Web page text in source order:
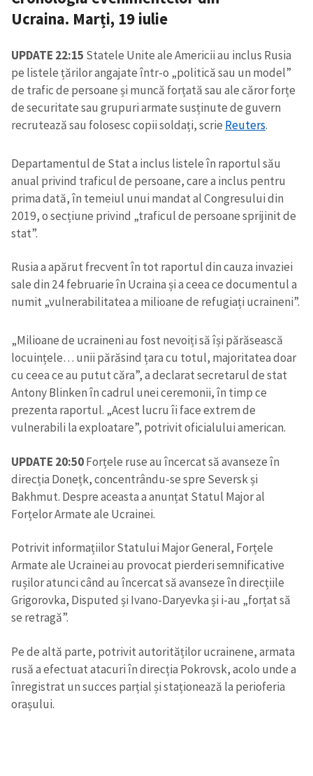
Ucraina. Marți, 19 iulie
UPDATE 22:15 Statele Unite ale Americii au inclus Rusia
pe listele țărilor angajate într-o „politică sau un model”
de trafic de persoane și muncă forțată sau ale căror forțe
de securitate sau grupuri armate susținute de guvern
recrutează sau folosesc copii soldați, scrie Reuters.
Departamentul de Stat a inclus listele în raportul său
anual privind traficul de persoane, care a inclus pentru
prima dată, în temeiul unui mandat al Congresului din
2019, o secțiune privind „traficul de persoane sprijinit de
stat”.
Rusia a apărut frecvent în tot raportul din cauza invaziei
sale din 24 februarie în Ucraina și a ceea ce documentul a
numit „vulnerabilitatea a milioane de refugiați ucraineni”.
„Milioane de ucraineni au fost nevoiți să își părăsească
locuințele… unii părăsind țara cu totul, majoritatea doar
cu ceea ce au putut căra”, a declarat secretarul de stat
Antony Blinken în cadrul unei ceremonii, în timp ce
prezenta raportul. „Acest lucru îi face extrem de
vulnerabili la exploatare”, potrivit oficialului american.
UPDATE 20:50Forțele ruse au încercat să avanseze în
direcția Donețk, concentrându-se spre Seversk și
Bakhmut. Despre aceasta a anunțat Statul Major al
Forțelor Armate ale Ucrainei.
Potrivit informațiilor Statului Major General, Forțele
Armate ale Ucrainei au provocat pierderi semnificative
rușilor atunci când au încercat să avanseze în direcțiile
Grigorovka, Disputed și Ivano-Daryevka și i-au „forțat să
se retragă”.
Pe de altă parte, potrivit autorităților ucrainene, armata
rusă a efectuat atacuri în direcția Pokrovsk, acolo unde a
înregistrat un succes parțial și staționează la perioferia
orașului.